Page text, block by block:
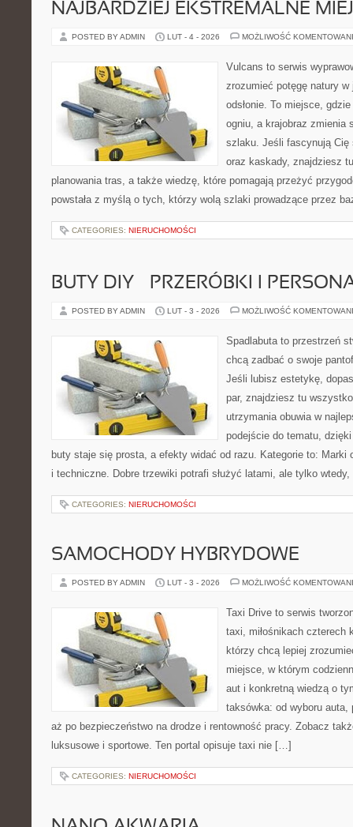
NAJBARDZIEJ EKSTREMALNE
POSTED BY ADMIN LUT - 4 - 2026 MOŻLIWOŚĆ
Vulcans to serwis
zrozumieć potęgę natury w
odsłonie. To miejsce,
ogniu, a krajobraz zmienia
szlaku. Jeśli fascynują
oraz kaskady, znajdziesz
planowania tras, a także wiedzę, które pomagają przeżyć
powstała z myślą o tych, którzy wolą szlaki prowadzące przez
CATEGORIES: NIERUCHOMOŚCI
BUTY DIY – PRZERÓBKI I
POSTED BY ADMIN LUT - 3 - 2026 MOŻLIWOŚĆ
Spadlabuta to przestrzeń
chcą zadbać o swoje
Jeśli lubisz estetykę,
par, znajdziesz tu
utrzymania obuwia w
podejście do tematu,
buty staje się prosta, a efekty widać od razu. Kategorie to: Marki
i techniczne. Dobre trzewiki potrafi służyć latami, ale tylko
CATEGORIES: NIERUCHOMOŚCI
SAMOCHODY HYBRYDOWE
POSTED BY ADMIN LUT - 3 - 2026 MOŻLIWOŚĆ
Taxi Drive to serwis
taxi, miłośnikach czterech
którzy chcą lepiej
miejsce, w którym
aut i konkretną wiedzą o
taksówka: od wyboru
aż po bezpieczeństwo na drodze i rentowność pracy. Zobacz
luksusowe i sportowe. Ten portal opisuje taxi nie […]
CATEGORIES: NIERUCHOMOŚCI